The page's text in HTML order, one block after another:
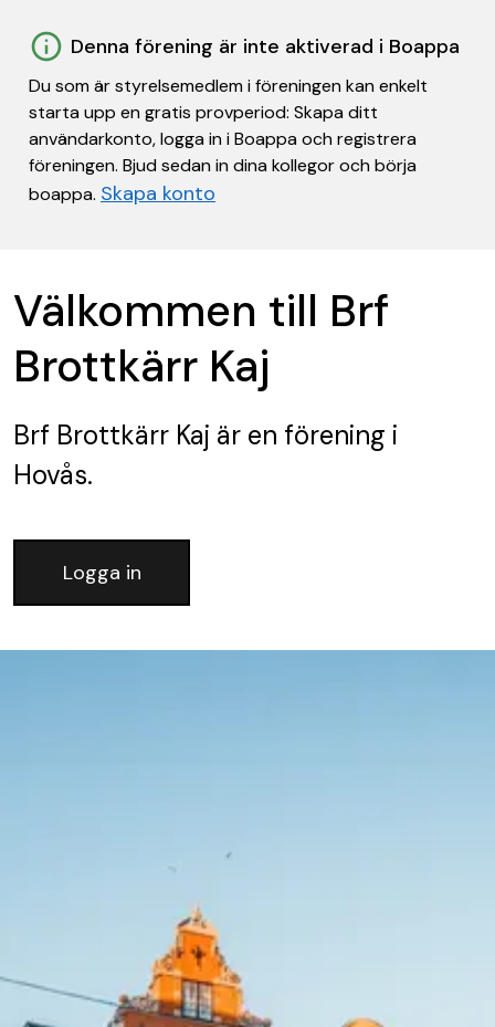
Denna förening är inte aktiverad i Boappa
Du som är styrelsemedlem i föreningen kan enkelt
starta upp en gratis provperiod: Skapa ditt
användarkonto, logga in i Boappa och registrera
föreningen. Bjud sedan in dina kollegor och börja
boappa. Skapa konto
Välkommen till Brf
Brottkärr Kaj
Brf Brottkärr Kaj är en förening i
Hovås.
Logga in